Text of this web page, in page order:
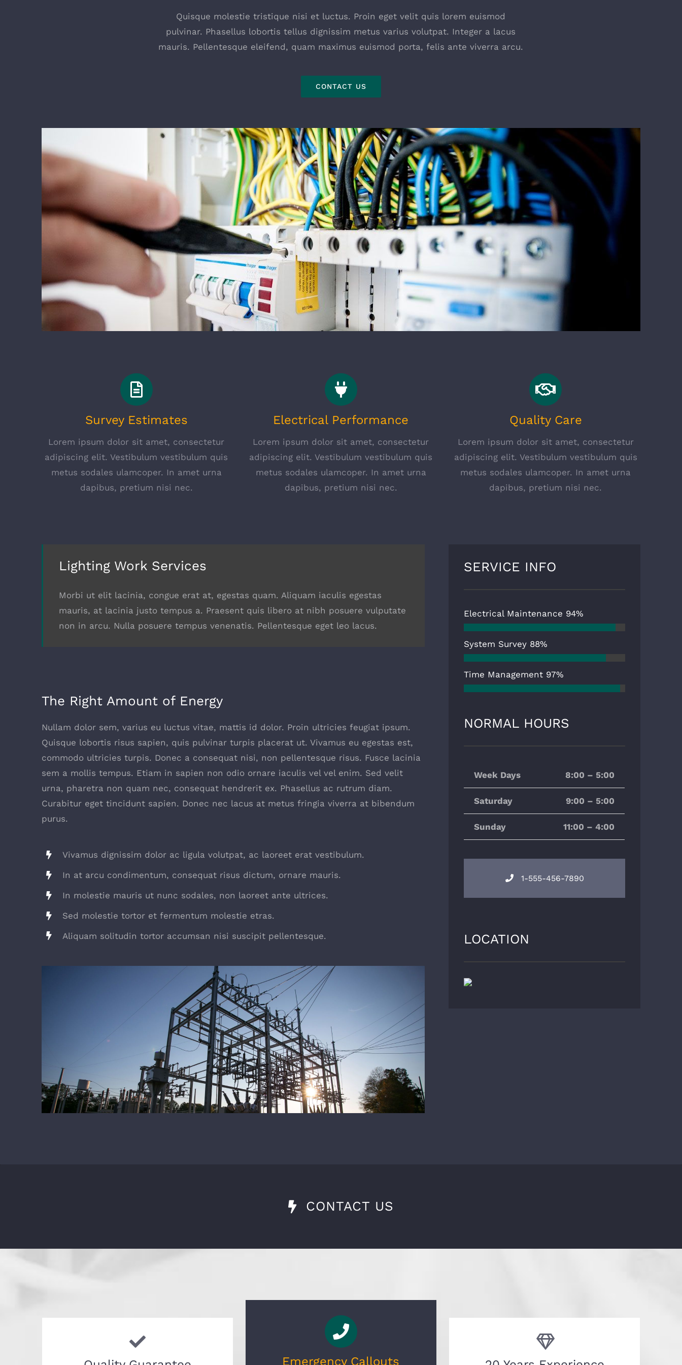
Quisque molestie tristique nisi et luctus. Proin eget velit quis lorem euismod
pulvinar. Phasellus lobortis tellus dignissim metus varius volutpat. Integer a lacus
mauris. Pellentesque eleifend, quam maximus euismod porta, felis ante viverra arcu.
CONTACT US
Survey Estimates
Lorem ipsum dolor sit amet, consectetur
adipiscing elit. Vestibulum vestibulum quis
metus sodales ulamcoper. In amet urna
dapibus, pretium nisi nec.
Electrical Performance
Lorem ipsum dolor sit amet, consectetur
adipiscing elit. Vestibulum vestibulum quis
metus sodales ulamcoper. In amet urna
dapibus, pretium nisi nec.
Quality Care
Lorem ipsum dolor sit amet, consectetur
adipiscing elit. Vestibulum vestibulum quis
metus sodales ulamcoper. In amet urna
dapibus, pretium nisi nec.
Lighting Work Services
Morbi ut elit lacinia, congue erat at, egestas quam. Aliquam iaculis egestas
mauris, at lacinia justo tempus a. Praesent quis libero at nibh posuere vulputate
non in arcu. Nulla posuere tempus venenatis. Pellentesque eget leo lacus.
The Right Amount of Energy
Nullam dolor sem, varius eu luctus vitae, mattis id dolor. Proin ultricies feugiat ipsum.
Quisque lobortis risus sapien, quis pulvinar turpis placerat ut. Vivamus eu egestas est,
commodo ultricies turpis. Donec a consequat nisi, non pellentesque risus. Fusce lacinia
sem a mollis tempus. Etiam in sapien non odio ornare iaculis vel vel enim. Sed velit
urna, pharetra non quam nec, consequat hendrerit ex. Phasellus ac rutrum diam.
Curabitur eget tincidunt sapien. Donec nec lacus at metus fringia viverra at bibendum
purus.
Vivamus dignissim dolor ac ligula volutpat, ac laoreet erat vestibulum.
In at arcu condimentum, consequat risus dictum, ornare mauris.
In molestie mauris ut nunc sodales, non laoreet ante ultrices.
Sed molestie tortor et fermentum molestie etras.
Aliquam solitudin tortor accumsan nisi suscipit pellentesque.
SERVICE INFO
Electrical Maintenance 94%
System Survey 88%
Time Management 97%
NORMAL HOURS
Week Days 8:00 – 5:00
Saturday 9:00 – 5:00
Sunday 11:00 – 4:00
1-555-456-7890
LOCATION
CONTACT US
Emergency Callouts